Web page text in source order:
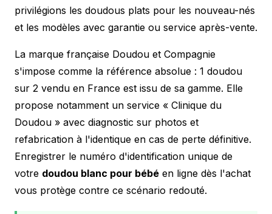
privilégions les doudous plats pour les nouveau-nés
et les modèles avec garantie ou service après-vente.
La marque française Doudou et Compagnie
s'impose comme la référence absolue : 1 doudou
sur 2 vendu en France est issu de sa gamme. Elle
propose notamment un service « Clinique du
Doudou » avec diagnostic sur photos et
refabrication à l'identique en cas de perte définitive.
Enregistrer le numéro d'identification unique de
votre doudou blanc pour bébé en ligne dès l'achat
vous protège contre ce scénario redouté.